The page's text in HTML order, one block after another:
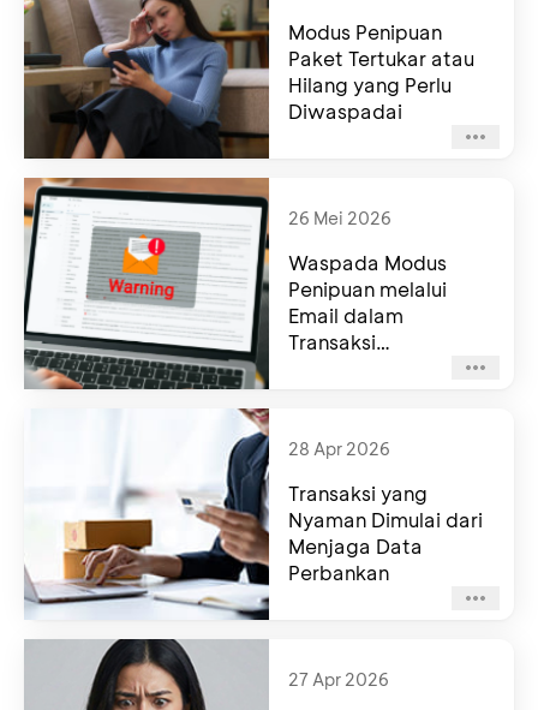
Modus Penipuan
Paket Tertukar atau
Hilang yang Perlu
Diwaspadai
26 Mei 2026
Waspada Modus
Penipuan melalui
Email dalam
Transaksi
28 Apr 2026
Transaksi yang
Nyaman Dimulai dari
Menjaga Data
Perbankan
27 Apr 2026